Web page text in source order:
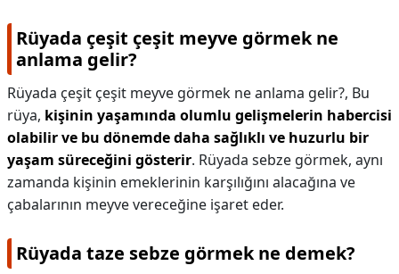
Rüyada çeşit çeşit meyve görmek ne
anlama gelir?
Rüyada çeşit çeşit meyve görmek ne anlama gelir?, Bu
rüya, kişinin yaşamında olumlu gelişmelerin habercisi
olabilir ve bu dönemde daha sağlıklı ve huzurlu bir
yaşam süreceğini gösterir. Rüyada sebze görmek, aynı
zamanda kişinin emeklerinin karşılığını alacağına ve
çabalarının meyve vereceğine işaret eder.
Rüyada taze sebze görmek ne demek?